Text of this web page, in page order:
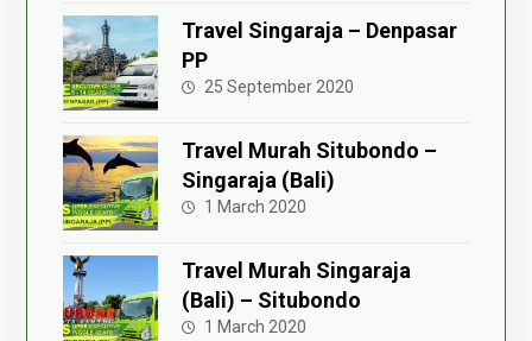
Travel Singaraja – Denpasar
PP
25 September 2020
Travel Murah Situbondo –
Singaraja (Bali)
1 March 2020
Travel Murah Singaraja
(Bali) – Situbondo
1 March 2020